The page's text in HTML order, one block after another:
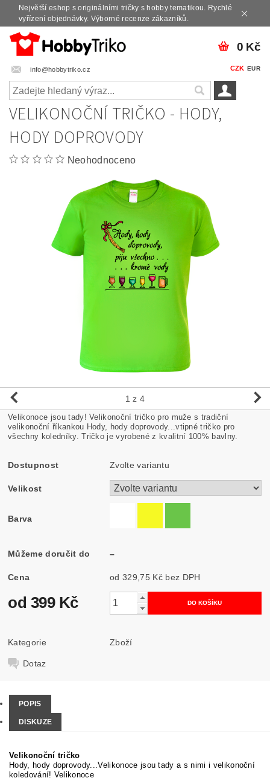
Největší eshop s originálními tričky s hobby tematikou. Rychlé
vyřízení objednávky. Výborné recenze zákazníků.
info@hobbytriko.cz CZK EUR
0 Kč
VELIKONOČNÍ TRIČKO - HODY,
HODY DOPROVODY
Neohodnoceno
1 z 4
Velikonoce jsou tady! Velikonoční tričko pro muže s tradiční
velikonoční říkankou Hody, hody doprovody...vtipné tričko pro
všechny koledníky. Tričko je vyrobené z kvalitní 100% bavlny.
Dostupnost Zvolte variantu
Velikost
Barva
Můžeme doručit do –
Cena od 329,75 Kč bez DPH
od 399 Kč
Kategorie Zboží
Dotaz
POPIS
DISKUZE
Velikonoční tričko
Hody, hody doprovody...Velikonoce jsou tady a s nimi i velikonoční
koledování! Velikonoce